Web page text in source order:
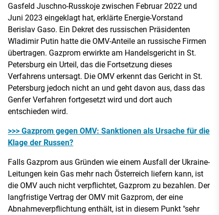
Gasfeld Juschno-Russkoje zwischen Februar 2022 und
Juni 2023 eingeklagt hat, erklärte Energie-Vorstand
Berislav Gaso. Ein Dekret des russischen Präsidenten
Wladimir Putin hatte die OMV-Anteile an russische Firmen
übertragen. Gazprom erwirkte am Handelsgericht in St.
Petersburg ein Urteil, das die Fortsetzung dieses
Verfahrens untersagt. Die OMV erkennt das Gericht in St.
Petersburg jedoch nicht an und geht davon aus, dass das
Genfer Verfahren fortgesetzt wird und dort auch
entschieden wird.
>>> Gazprom gegen OMV: Sanktionen als Ursache für die
Klage der Russen?
Falls Gazprom aus Gründen wie einem Ausfall der Ukraine-
Leitungen kein Gas mehr nach Österreich liefern kann, ist
die OMV auch nicht verpflichtet, Gazprom zu bezahlen. Der
langfristige Vertrag der OMV mit Gazprom, der eine
Abnahmeverpflichtung enthält, ist in diesem Punkt "sehr